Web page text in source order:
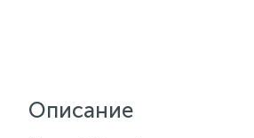
Описание